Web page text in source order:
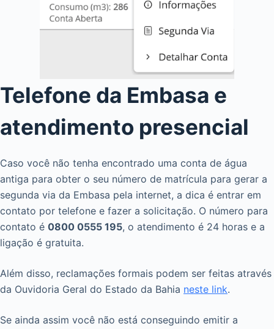
Telefone da Embasa e
atendimento presencial
Caso você não tenha encontrado uma conta de água
antiga para obter o seu número de matrícula para gerar a
segunda via da Embasa pela internet, a dica é entrar em
contato por telefone e fazer a solicitação. O número para
contato é 0800 0555 195, o atendimento é 24 horas e a
ligação é gratuita.
Além disso, reclamações formais podem ser feitas através
da Ouvidoria Geral do Estado da Bahia neste link.
Se ainda assim você não está conseguindo emitir a